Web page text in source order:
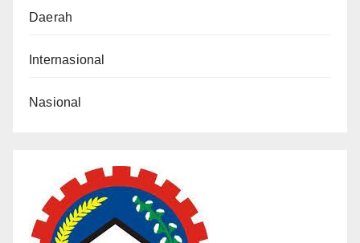
Daerah
Internasional
Nasional